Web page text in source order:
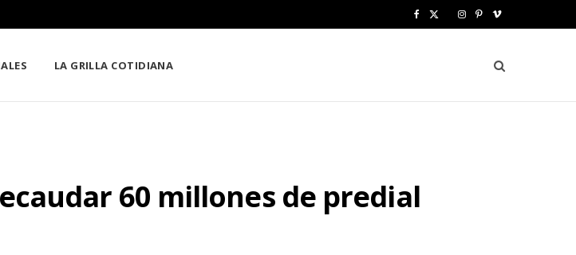
e
o
w
I
t
P
t
V
m
e
LA GRILLA COTIDIANA
60 millones de predial